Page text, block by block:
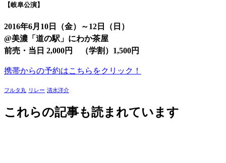
【岐阜公演】
2016年6月10日（金）～12日（日）
@美濃「道の駅」にわか茶屋
前売・当日 2,000円 （学割）1,500円
携帯からの予約はこちらをクリック！
フルタ丸 リレー 清水洋介
これらの記事も読まれています